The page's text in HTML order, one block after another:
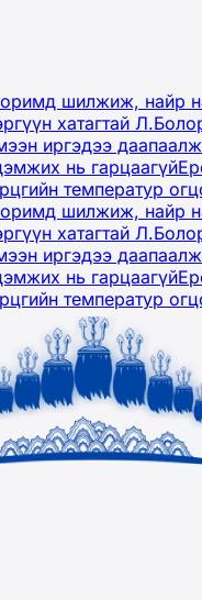
шилжиж, найр
хатагтай
иргэдээ
нь гарцаагүй
температур
шилжиж, найр
хатагтай
иргэдээ
нь гарцаагүй
температур